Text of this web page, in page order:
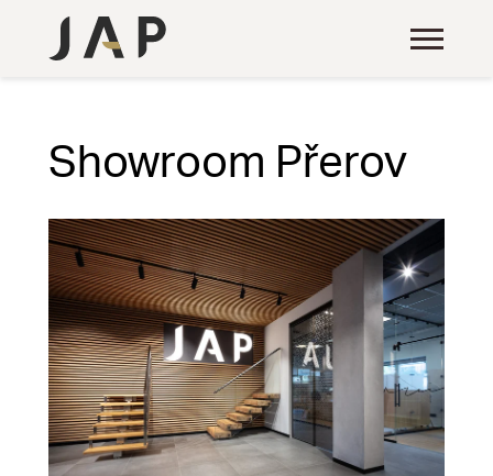
Showroom Přerov